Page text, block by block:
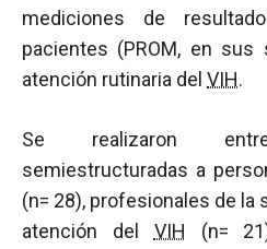
mediciones de
pacientes (PROM, en
atención rutinaria del VIH.
Se realizaron
semiestructuradas a
(n= 28), profesionales de la
atención del VIH (n=